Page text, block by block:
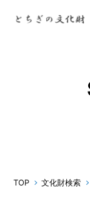
TOP 文化財検索